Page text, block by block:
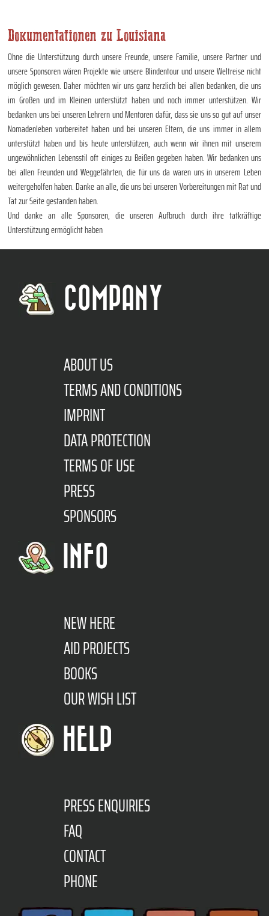
Dokumentationen zu Louisiana
Ohne die Unterstützung durch unsere Freunde, unsere Familie, unsere Partner und
unsere Sponsoren wären Projekte wie unsere Blindentour und unsere Weltreise nicht
möglich gewesen. Daher möchten wir uns ganz herzlich bei allen bedanken, die uns
im Großen und im Kleinen unterstützt haben und noch immer unterstützen. Wir
bedanken uns bei unseren Lehrern und Mentoren dafür, dass sie uns so gut auf unser
Nomadenleben vorbereitet haben und bei unseren Eltern, die uns immer in allem
unterstützt haben und bis heute unterstützen, auch wenn wir ihnen mit unserem
ungewöhnlichen Lebensstil oft einiges zu Beißen gegeben haben. Wir bedanken uns
bei allen Freunden und Weggefährten, die für uns da waren uns in unserem Leben
weitergeholfen haben. Danke an alle, die uns bei unseren Vorbereitungen mit Rat und
Tat zur Seite gestanden haben.
Und danke an alle Sponsoren, die unseren Aufbruch durch ihre tatkräftige
Unterstützung ermöglicht haben
COMPANY
ABOUT US
TERMS AND CONDITIONS
IMPRINT
DATA PROTECTION
TERMS OF USE
PRESS
SPONSORS
INFO
NEW HERE
AID PROJECTS
BOOKS
OUR WISH LIST
HELP
PRESS ENQUIRIES
FAQ
CONTACT
PHONE